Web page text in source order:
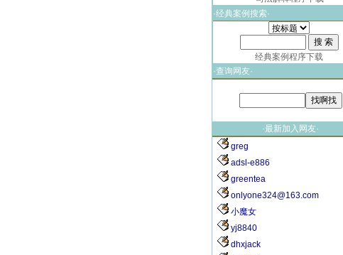
·经典案例搜索·
经典案例程序下载
·查询网友·
·最新加入网友·
greg
adsl-e886
greentea
onlyone324@163.com
小魔女
yj8840
dhxjack